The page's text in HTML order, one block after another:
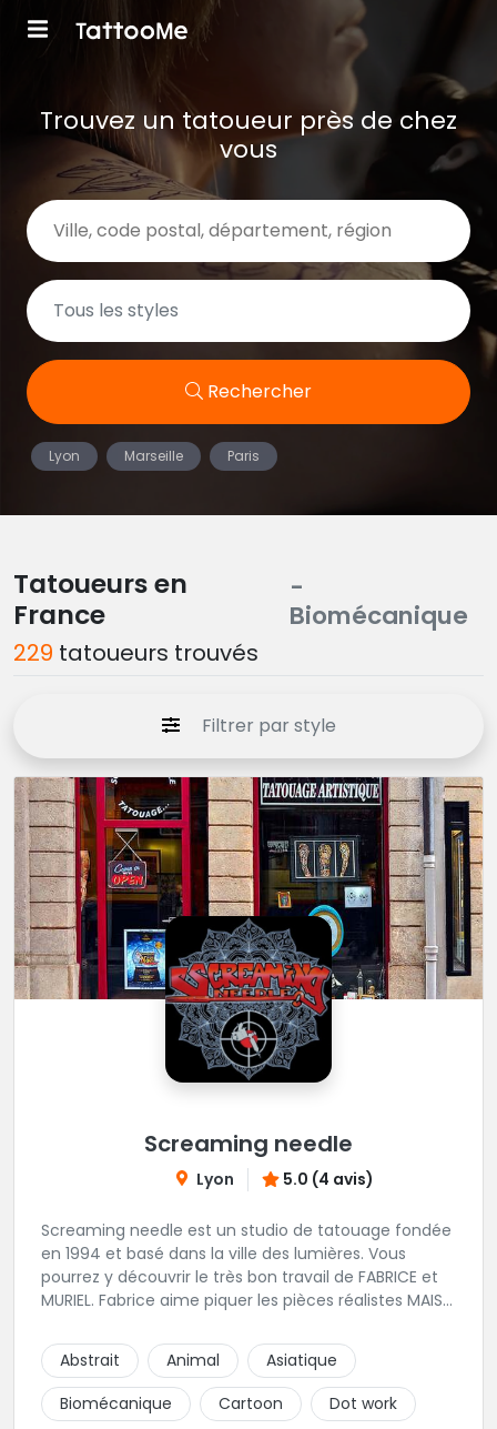
Trouvez un tatoueur près de chez
vous
Rechercher
Lyon Marseille Paris
Tatoueurs en
France
-
Biomécanique
229 tatoueurs trouvés
Filtrer par style
Screaming needle
Lyon 5.0 (4 avis)
Screaming needle est un studio de tatouage fondée
en 1994 et basé dans la ville des lumières. Vous
pourrez y découvrir le très bon travail de FABRICE et
MURIEL. Fabrice aime piquer les pièces réalistes MAIS
tribales ou polynesiennes ainsi que le lettrage. Nous
vous invitons à leurs transmettre des questions par
message ou à goutter à venir l'univers convivial du
shop...
Abstrait Animal
Asiatique
Biomécanique
Cartoon
Dot work